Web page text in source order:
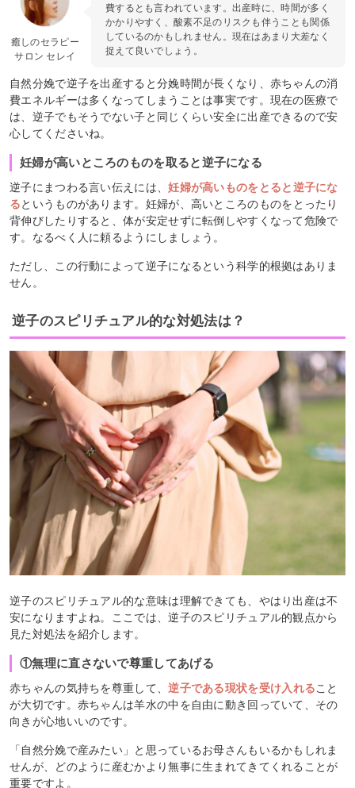
癒しのセラピー
サロン セレイ
費するとも言われています。出産時に、時間が多く
かかりやすく、酸素不足のリスクも伴うことも関係
しているのかもしれません。現在はあまり大差なく
捉えて良いでしょう。
自然分娩で逆子を出産すると分娩時間が長くなり、赤ちゃんの消
費エネルギーは多くなってしまうことは事実です。現在の医療で
は、逆子でもそうでない子と同じくらい安全に出産できるので安
心してくださいね。
妊婦が高いところのものを取ると逆子になる
逆子にまつわる言い伝えには、妊婦が高いものをとると逆子にな
るというものがあります。妊婦が、高いところのものをとったり
背伸びしたりすると、体が安定せずに転倒しやすくなって危険で
す。なるべく人に頼るようにしましょう。
ただし、この行動によって逆子になるという科学的根拠はありま
せん。
逆子のスピリチュアル的な対処法は？
逆子のスピリチュアル的な意味は理解できても、やはり出産は不
安になりますよね。ここでは、逆子のスピリチュアル的観点から
見た対処法を紹介します。
①無理に直さないで尊重してあげる
赤ちゃんの気持ちを尊重して、逆子である現状を受け入れること
が大切です。赤ちゃんは羊水の中を自由に動き回っていて、その
向きが心地いいのです。
「自然分娩で産みたい」と思っているお母さんもいるかもしれま
せんが、どのように産むかより無事に生まれてきてくれることが
重要ですよ。